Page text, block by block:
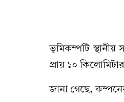
ভূমিকম্পটি
প্রায় ১০
জানা গেছে,